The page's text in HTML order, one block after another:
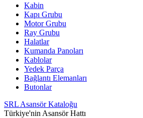
Kabin
Kapı Grubu
Motor Grubu
Ray Grubu
Halatlar
Kumanda Panoları
Kablolar
Yedek Parça
Bağlantı Elemanları
Butonlar
SRL Asansör Kataloğu
Türkiye'nin Asansör Hattı